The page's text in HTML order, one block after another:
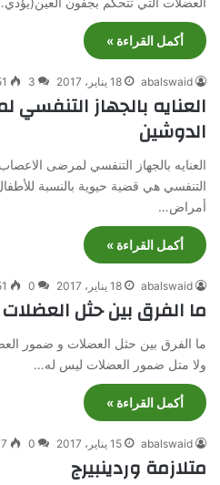
أكمل القراءة »
abalswaid 18 يناير، 2017 3
العنايه بالجهاز
الدوشين
العنايه بالجهاز التنفسي لمرضى
التنفسي هي قضية حيوية بالنسبة
أمراض…
أكمل القراءة »
abalswaid 18 يناير، 2017 0
ما الفرق بين حثل
ما الفرق بين حثل العضلات و ضمور
ولا متل ضمور العضلات ليس له…
أكمل القراءة »
abalswaid 15 يناير، 2017 0
متلازمة وردينبيرج